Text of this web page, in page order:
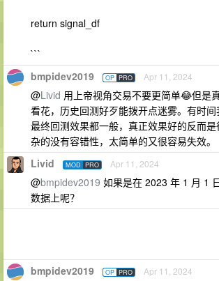
return signal_df
```
bmpidev2019 OP PRO Apr 11, 2024
@Livid 用上帝视角交易不要更简单😂但是
看花，历史回测好歹能拨开点迷雾。有时
最终回测效果都一般，真正效果好的反而
杂的没有容错性，太简单的又很容易失效。
Livid MOD PRO Apr 11, 2024
@bmpidev2019 如果是在 2023 年 1 月 1
数据上呢？
bmpidev2019 OP PRO Apr 11, 2024